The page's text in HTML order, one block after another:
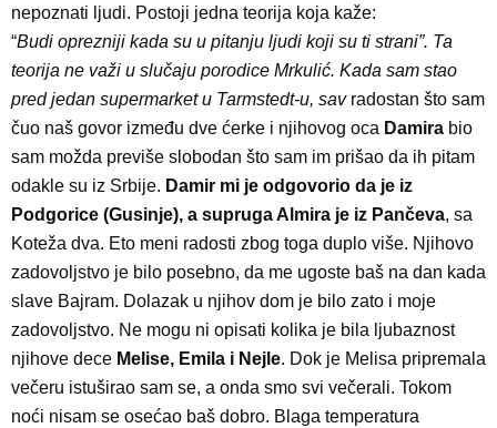
nepoznati ljudi. Postoji jedna teorija koja kaže:
“Budi oprezniji kada su u pitanju ljudi koji su ti strani”. Ta
teorija ne važi u slučaju porodice Mrkulić. Kada sam stao
pred jedan supermarket u Tarmstedt-u, sav radostan što sam
čuo naš govor između dve ćerke i njihovog oca Damira bio
sam možda previše slobodan što sam im prišao da ih pitam
odakle su iz Srbije. Damir mi je odgovorio da je iz
Podgorice (Gusinje), a supruga Almira je iz Pančeva, sa
Koteža dva. Eto meni radosti zbog toga duplo više. Njihovo
zadovoljstvo je bilo posebno, da me ugoste baš na dan kada
slave Bajram. Dolazak u njihov dom je bilo zato i moje
zadovoljstvo. Ne mogu ni opisati kolika je bila ljubaznost
njihove dece Melise, Emila i Nejle. Dok je Melisa pripremala
večeru istuširao sam se, a onda smo svi večerali. Tokom
noći nisam se osećao baš dobro. Blaga temperatura